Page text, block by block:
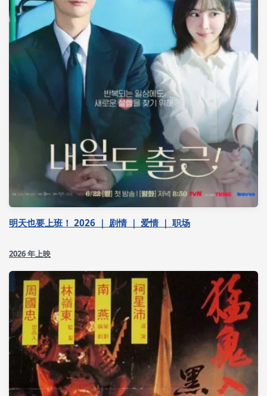
明天也要上班！ 2026 ｜ 剧情 ｜ 爱情 ｜ 职场
2026 年上映